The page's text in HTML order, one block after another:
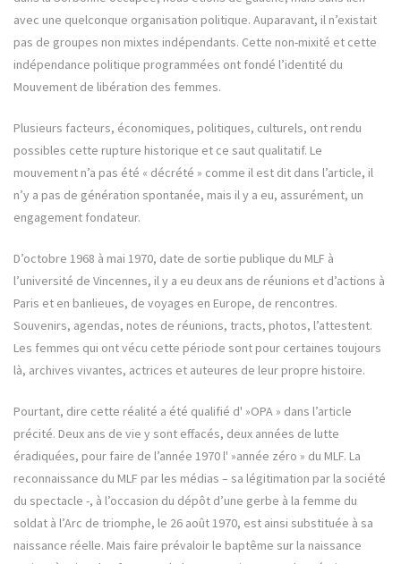
avec une quelconque organisation politique. Auparavant, il n’existait
pas de groupes non mixtes indépendants. Cette non-mixité et cette
indépendance politique programmées ont fondé l’identité du
Mouvement de libération des femmes.
Plusieurs facteurs, économiques, politiques, culturels, ont rendu
possibles cette rupture historique et ce saut qualitatif. Le
mouvement n’a pas été « décrété » comme il est dit dans l’article, il
n’y a pas de génération spontanée, mais il y a eu, assurément, un
engagement fondateur.
D’octobre 1968 à mai 1970, date de sortie publique du MLF à
l’université de Vincennes, il y a eu deux ans de réunions et d’actions à
Paris et en banlieues, de voyages en Europe, de rencontres.
Souvenirs, agendas, notes de réunions, tracts, photos, l’attestent.
Les femmes qui ont vécu cette période sont pour certaines toujours
là, archives vivantes, actrices et auteures de leur propre histoire.
Pourtant, dire cette réalité a été qualifié d' »OPA » dans l’article
précité. Deux ans de vie y sont effacés, deux années de lutte
éradiquées, pour faire de l’année 1970 l' »année zéro » du MLF. La
reconnaissance du MLF par les médias – sa légitimation par la société
du spectacle -, à l’occasion du dépôt d’une gerbe à la femme du
soldat à l’Arc de triomphe, le 26 août 1970, est ainsi substituée à sa
naissance réelle. Mais faire prévaloir le baptême sur la naissance